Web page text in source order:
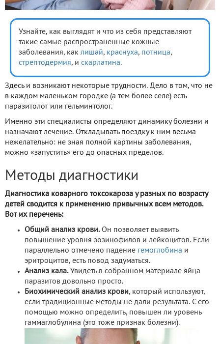
Узнайте, как выглядят и что из себя представляют
такие самые распространенные кожные
заболевания, как лишай, краснуха, потница,
стрептодермия, и скарлатина.
Здесь и возникают некоторые трудности. Дело в том, что не
в каждом маленьком городке (а тем более селе) есть
паразитолог или гельминтолог.
Именно эти специалисты определяют динамику болезни и
назначают лечение. Откладывать поездку к ним весьма
нежелательно: не зная полной картины заболевания,
можно «запустить» его до опасных пределов.
Методы диагностики
Диагностика коварного токсокароза у разных по возрасту
детей сводится к применению привычных всем методов.
Вот их перечень:
Общий анализ крови.Он позволяет выявить
повышение уровня эозинофилов и лейкоцитов. Если
параллельно отмечено падение гемоглобина и
эритроцитов, есть повод задуматься.
Анализ кала.Увидеть в собранном материале яйца
паразитов довольно просто.
Биохимический анализ крови, который используют,
если традиционные методы не дали результата. С его
помощью можно определить, повышен ли уровень
гаммаглобулина (это тоже признак болезни).